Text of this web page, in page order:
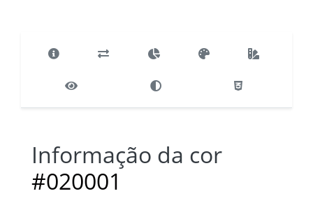
Informação da cor
#020001